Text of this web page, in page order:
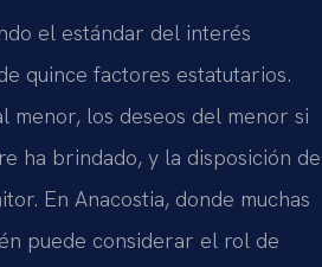
el estándar del interés
quince factores estatutarios.
menor, los deseos del menor si
ha brindado, y la disposición de
En Anacostia, donde muchas
puede considerar el rol de